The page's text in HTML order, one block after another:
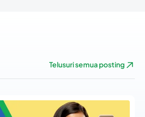
Telusuri semua posting